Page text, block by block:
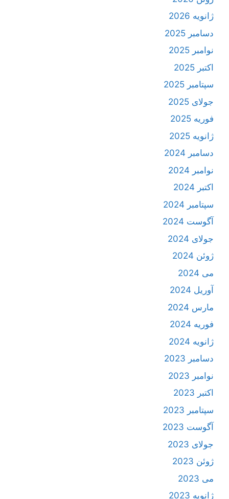
ژانویه 2026
دسامبر 2025
نوامبر 2025
اکتبر 2025
سپتامبر 2025
جولای 2025
فوریه 2025
ژانویه 2025
دسامبر 2024
نوامبر 2024
اکتبر 2024
سپتامبر 2024
آگوست 2024
جولای 2024
ژوئن 2024
می 2024
آوریل 2024
مارس 2024
فوریه 2024
ژانویه 2024
دسامبر 2023
نوامبر 2023
اکتبر 2023
سپتامبر 2023
آگوست 2023
جولای 2023
ژوئن 2023
می 2023
ژانویه 2023